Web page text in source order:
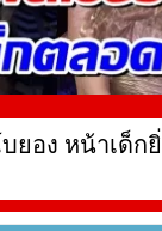
ยอง หน้าเด็ก